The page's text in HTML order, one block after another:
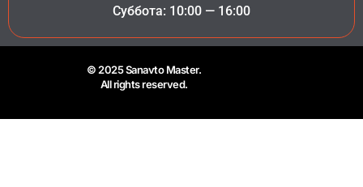
Суббота: 10:00 — 16:00
© 2025 Sanavto Master.
All rights reserved.